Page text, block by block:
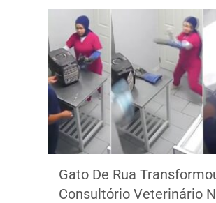
Gato De Rua
Consultório Veterinário